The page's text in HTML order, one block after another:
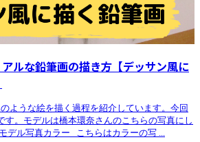
ルな鉛筆画の描き方【デッサン風に
ような絵を描く過程を紹介しています。今回
す。モデルは橋本環奈さんのこちらの写真にし
デル写真カラー こちらはカラーの写 ...